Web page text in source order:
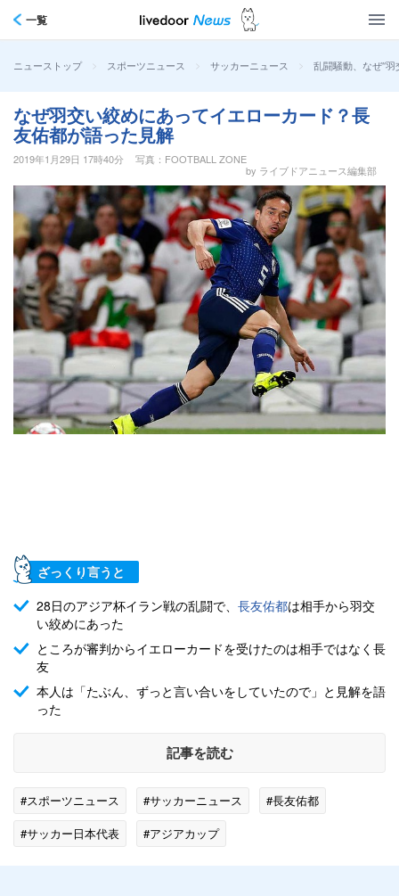
一覧
ニューストップ > スポーツニュース > サッカーニュース > 乱闘騒動、なぜ“
なぜ羽交い絞めにあってイエローカード？長
友佑都が語った見解
2019年1月29日 17時40分
写真：FOOTBALL ZONE
by ライブドアニュース編集部
ざっくり言うと
28日のアジア杯イラン戦の乱闘で、 長友佑都は相手から羽交
い絞めにあった
ところが審判からイエローカードを受けたのは相手ではなく長
友
本人は「たぶん、ずっと言い合いをしていたので」と見解を語
った
記事を読む
#スポーツニュース #サッカーニュース
#長友佑都
#サッカー日本代表
#アジアカップ